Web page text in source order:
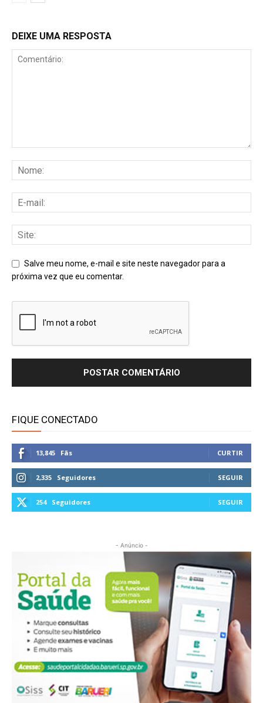
DEIXE UMA RESPOSTA
Salve meu nome, e-mail e site neste navegador para a
próxima vez que eu comentar.
FIQUE CONECTADO
13,845 Fãs CURTIR
2,335 Seguidores SEGUIR
254 Seguidores SEGUIR
- Anúncio -